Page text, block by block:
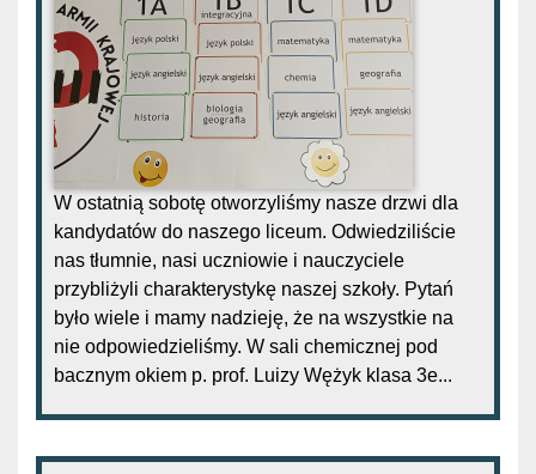
W ostatnią sobotę otworzyliśmy nasze drzwi dla
kandydatów do naszego liceum. Odwiedziliście
nas tłumnie, nasi uczniowie i nauczyciele
przybliżyli charakterystykę naszej szkoły. Pytań
było wiele i mamy nadzieję, że na wszystkie na
nie odpowiedzieliśmy. W sali chemicznej pod
bacznym okiem p. prof. Luizy Wężyk klasa 3e...